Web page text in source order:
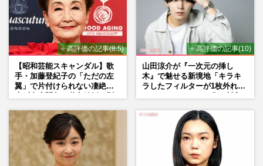
⭐ 高評価の記事(8.5)
【昭和芸能スキャンダル】歌
手・加藤登紀子の「ただの左
翼」で片付けられない凄絶半
⭐ 高評価の記事(10)
山田涼介が『一次元の挿し
木』で魅せる新境地「キラキ
ラしたフィルターが1枚外れて